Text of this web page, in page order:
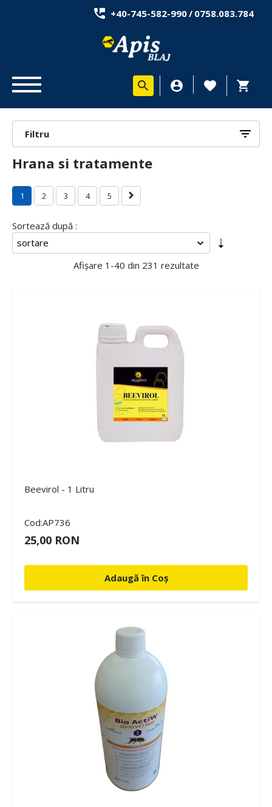
+40-745-582-990/ 0758.083.784
Filtru
Hrana si tratamente
1 2 3 4 5
Sortează după :
Afișare 1-40 din 231 rezultate
Beevirol - 1 Litru
Cod:AP736
25,00 RON
Adaugă în Coș